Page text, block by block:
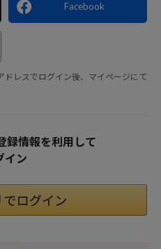
Facebook
レスでログイン後、マイページにて
録情報を利用して
イン